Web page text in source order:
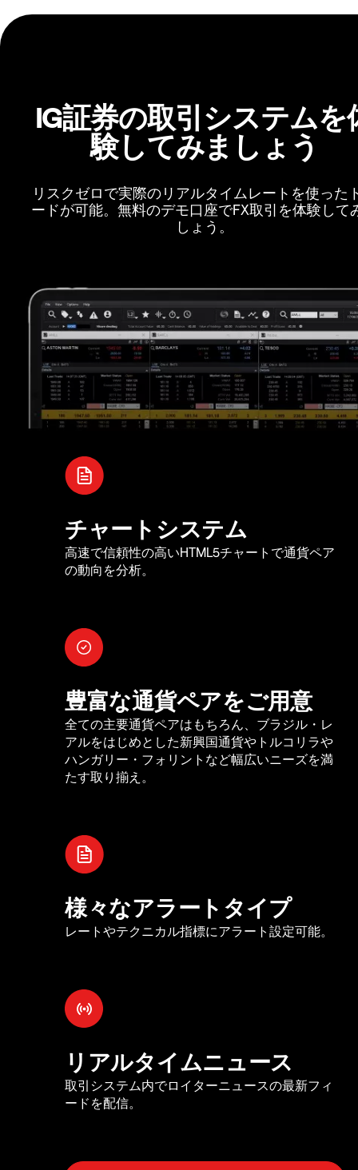
IG証券の取引システムを
験してみましょう
リスクゼロで実際のリアルタイムレートを使った
ードが可能。無料のデモ口座でFX取引を体験して
しょう。
チャートシステム
高速で信頼性の高いHTML5チャートで通貨ペア
の動向を分析。
豊富な通貨ペアをご用意
全ての主要通貨ペアはもちろん、ブラジル・レ
アルをはじめとした新興国通貨やトルコリラや
ハンガリー・フォリントなど幅広いニーズを満
たす取り揃え。
様々なアラートタイプ
レートやテクニカル指標にアラート設定可能。
リアルタイムニュース
取引システム内でロイターニュースの最新フィ
ードを配信。